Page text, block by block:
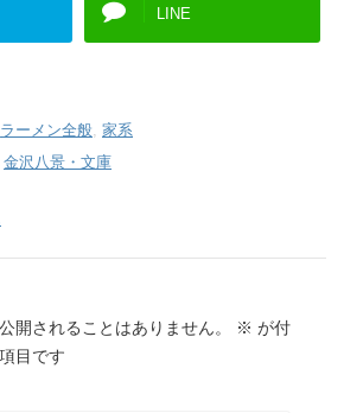
LINE
ラーメン全般 家系
金沢八景・文庫
開されることはありません。 ※ が付
目です